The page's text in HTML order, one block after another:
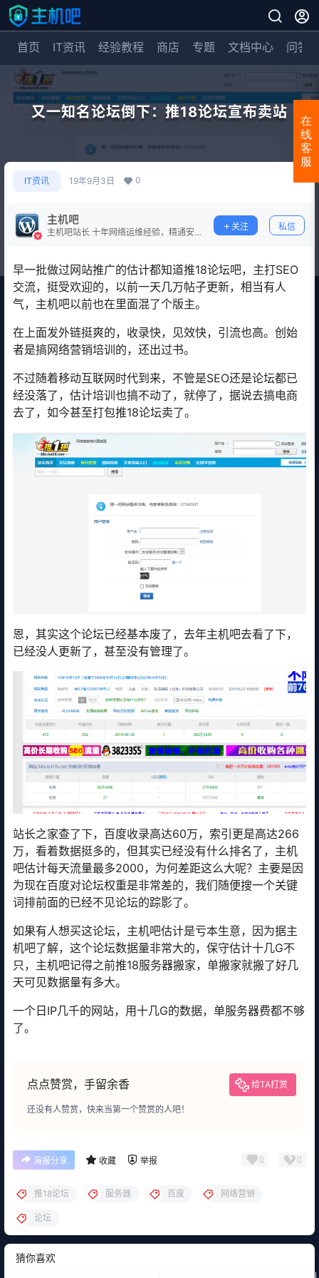
首页 IT资讯 经验教程 商店 专题 文档中心 问答
又一知名论坛倒下：推18论坛宣布卖站
IT资讯 19年9月3日 0
主机吧
主机吧站长 十年网络运维经验，精通安
关注 私信
早一批做过网站推广的估计都知道推18论坛吧，主打SEO
交流，挺受欢迎的，以前一天几万帖子更新，相当有人
气，主机吧以前也在里面混了个版主。
在上面发外链挺爽的，收录快，见效快，引流也高。创始
者是搞网络营销培训的，还出过书。
不过随着移动互联网时代到来，不管是SEO还是论坛都已
经没落了，估计培训也搞不动了，就停了，据说去搞电商
去了，如今甚至打包推18论坛卖了。
恩，其实这个论坛已经基本废了，去年主机吧去看了下，
已经没人更新了，甚至没有管理了。
站长之家查了下，百度收录高达60万，索引更是高达266
万，看着数据挺多的，但其实已经没有什么排名了，主机
吧估计每天流量最多2000，为何差距这么大呢？主要是因
为现在百度对论坛权重是非常差的，我们随便搜一个关键
词排前面的已经不见论坛的踪影了。
如果有人想买这论坛，主机吧估计是亏本生意，因为据主
机吧了解，这个论坛数据量非常大的，保守估计十几G不
只，主机吧记得之前推18服务器搬家，单搬家就搬了好几
天可见数据量有多大。
一个日IP几千的网站，用十几G的数据，单服务器费都不够
了。
点点赞赏，手留余香 给TA打赏
还没有人赞赏，快来当第一个赞赏的人吧！
海报分享 收藏 举报 0 0
推18论坛 服务器 百度 网络营销
论坛
猜你喜欢
在
线
客
服